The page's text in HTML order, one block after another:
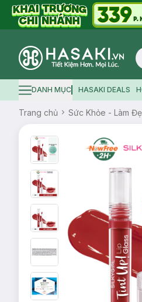
Logo
Hamburger icon
DANH MỤC HASAKI DEALS
Trang chủ Sức Khỏe - Làm